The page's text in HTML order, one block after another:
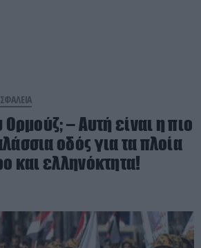
Ορμούζ; – Αυτή είναι η πιο
οδός για τα πλοία
και ελληνόκτητα!